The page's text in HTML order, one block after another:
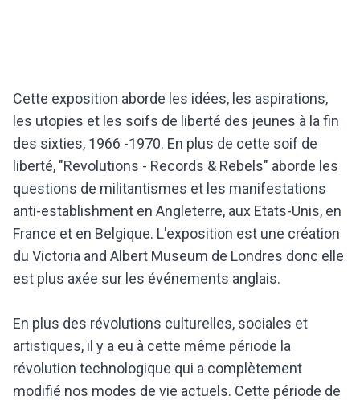
Cette exposition aborde les idées, les aspirations,
les utopies et les soifs de liberté des jeunes à la fin
des sixties, 1966 -1970. En plus de cette soif de
liberté, "Revolutions - Records & Rebels" aborde les
questions de militantismes et les manifestations
anti-establishment en Angleterre, aux Etats-Unis, en
France et en Belgique. L'exposition est une création
du Victoria and Albert Museum de Londres donc elle
est plus axée sur les événements anglais.
En plus des révolutions culturelles, sociales et
artistiques, il y a eu à cette même période la
révolution technologique qui a complètement
modifié nos modes de vie actuels. Cette période de